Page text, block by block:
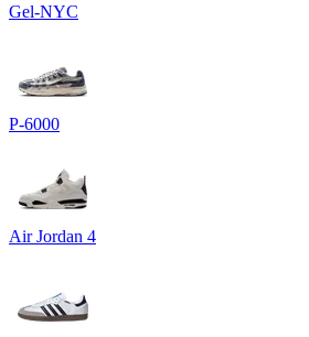
Gel-NYC
P-6000
Air Jordan 4